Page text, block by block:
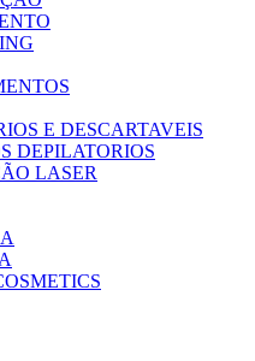
E DESCARTAVEIS
DEPILATORIOS
LASER